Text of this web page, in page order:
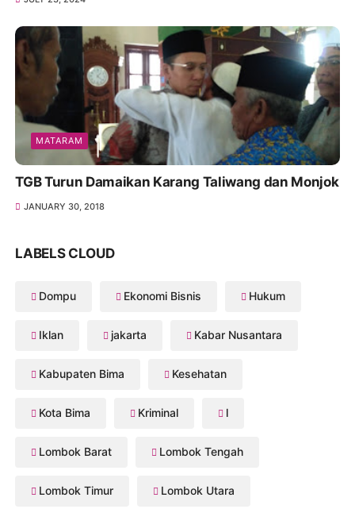
MATARAM
TGB Turun Damaikan Karang Taliwang dan Monjok
JANUARY 30, 2018
LABELS CLOUD
Dompu Ekonomi Bisnis Hukum
Iklan jakarta Kabar Nusantara
Kabupaten Bima Kesehatan
Kota Bima Kriminal l
Lombok Barat Lombok Tengah
Lombok Timur Lombok Utara